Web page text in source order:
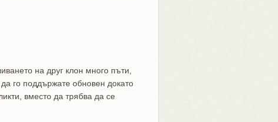
на друг клон много пъти,
го поддържате обновен докато
вместо да трябва да се